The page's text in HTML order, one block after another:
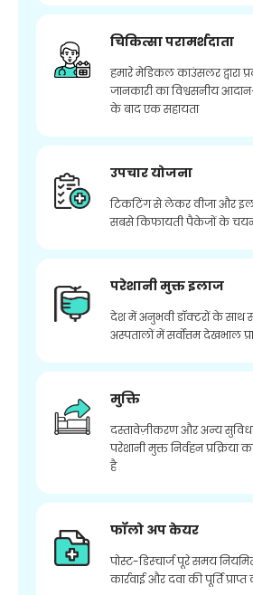
चिकित्सा परामर्शदाता
हमारे मेडिकल काउंसलर द्वारा
जानकारी का विश्वसनीय
के बाद एक सहायता
उपचार योजना
टिकटिंग से लेकर वीजा और
सबसे किफायती पैकेजों के
परेशानी मुक्त इलाज
देश में अनुभवी डॉक्टरों के साथ
अस्पतालों में सर्वोत्तम देखभाल
मुक्ति
दस्तावेज़ीकरण और अन्य
परेशानी मुक्त निर्वहन प्रक्रिया
है
फॉलो अप केयर
पोस्ट-डिस्चार्ज पूरे समय
कार्रवाई और दवा की पूर्ति